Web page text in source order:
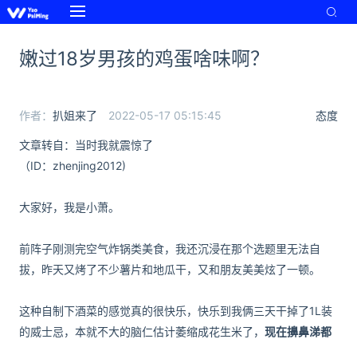
嫩过18岁男孩的鸡蛋啥味啊？
态度
作者： 扒姐来了 2022-05-17 05:15:45
文章转自：当时我就震惊了
（ID：zhenjing2012)
大家好，我是小萧。
前阵子刚测完空气炸锅类美食，我还沉浸在那个选题里无法自
拔，昨天又烤了不少薯片和地瓜干，又和朋友美美炫了一顿。
这种自制下酒菜的感觉真的很快乐，快乐到我俩三天干掉了1L装
的威士忌，本就不大的脑仁估计萎缩成花生米了， 现在擤鼻涕都